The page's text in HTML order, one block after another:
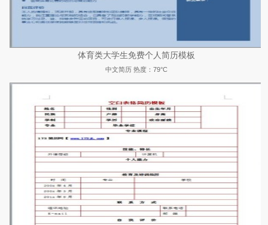
体育类大学生免费个人简历模板
中文简历 热度：79°C